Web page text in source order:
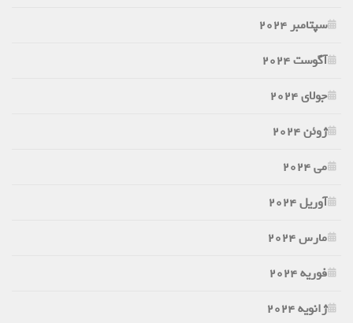
سپتامبر 2024
آگوست 2024
جولای 2024
ژوئن 2024
می 2024
آوریل 2024
مارس 2024
فوریه 2024
ژانویه 2024